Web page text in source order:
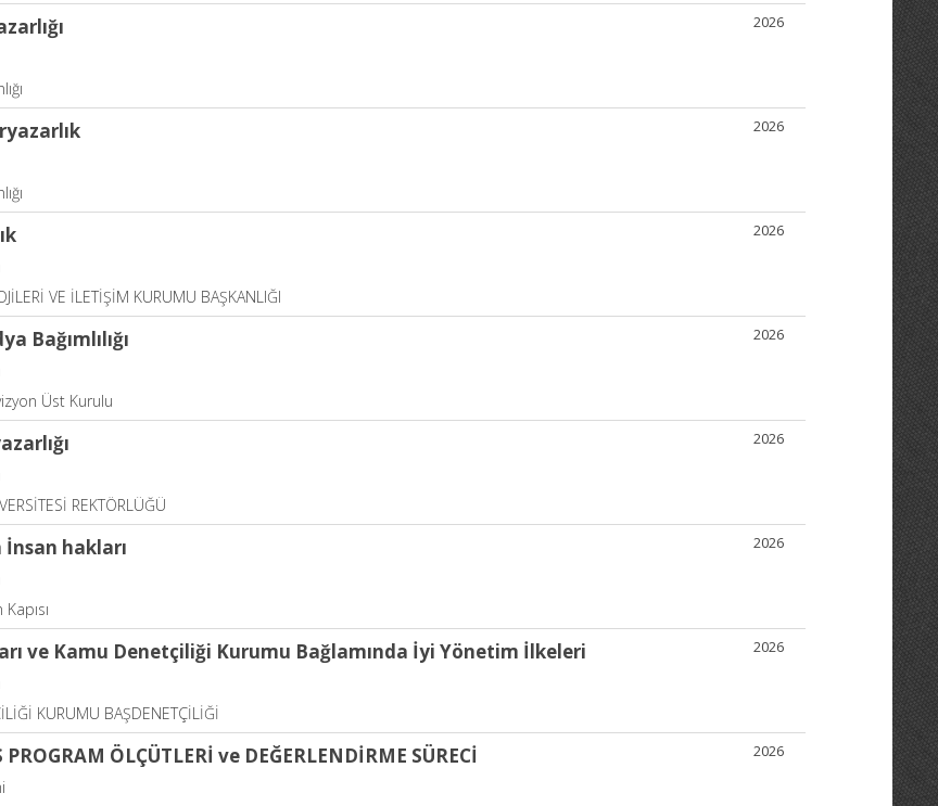
2026
2026
2026
VE İLETİŞİM KURUMU BAŞKANLIĞI
2026
Bağımlılığı
Üst Kurulu
2026
REKTÖRLÜĞÜ
2026
hakları
2026
ve Kamu Denetçiliği Kurumu Bağlamında İyi Yönetim İlkeleri
KURUMU BAŞDENETÇİLİĞİ
2026
ÖLÇÜTLERİ ve DEĞERLENDİRME SÜRECİ